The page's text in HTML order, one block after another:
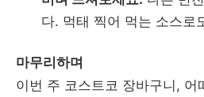
다. 먹태 찍어 먹는 소스로
마무리하며
이번 주 코스트코 장바구니, 어